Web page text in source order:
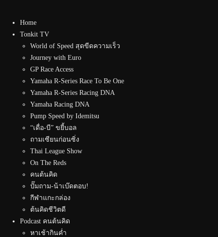
Home
Tonkit TV
World of Speed สุดขีดความเร็ว
Journey with Euro
GP Race Access
Yamaha R-Series Race To Be One
Yamaha R-Series Racing DNA
Yamaha Racing DNA
Pump Speed by Idemitsu
“เดื่อ-บี” ขยี้บอล
ถามเซียนก่อนซิ่ง
Thai League Show
On The Reds
คนต้นคิด
ปั๊มถาม-น้าเบ๊ดตอบ!
กีฬาแกะกล่อง
ต้นคิดชีวิตดี
Podcast คนต้นคิด
หาเช้ากินค่ำ